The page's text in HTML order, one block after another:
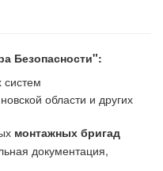
Безопасности":
систем
области и других
монтажных бригад
документация,